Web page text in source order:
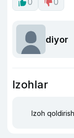
diyor
Izohlar
Izoh